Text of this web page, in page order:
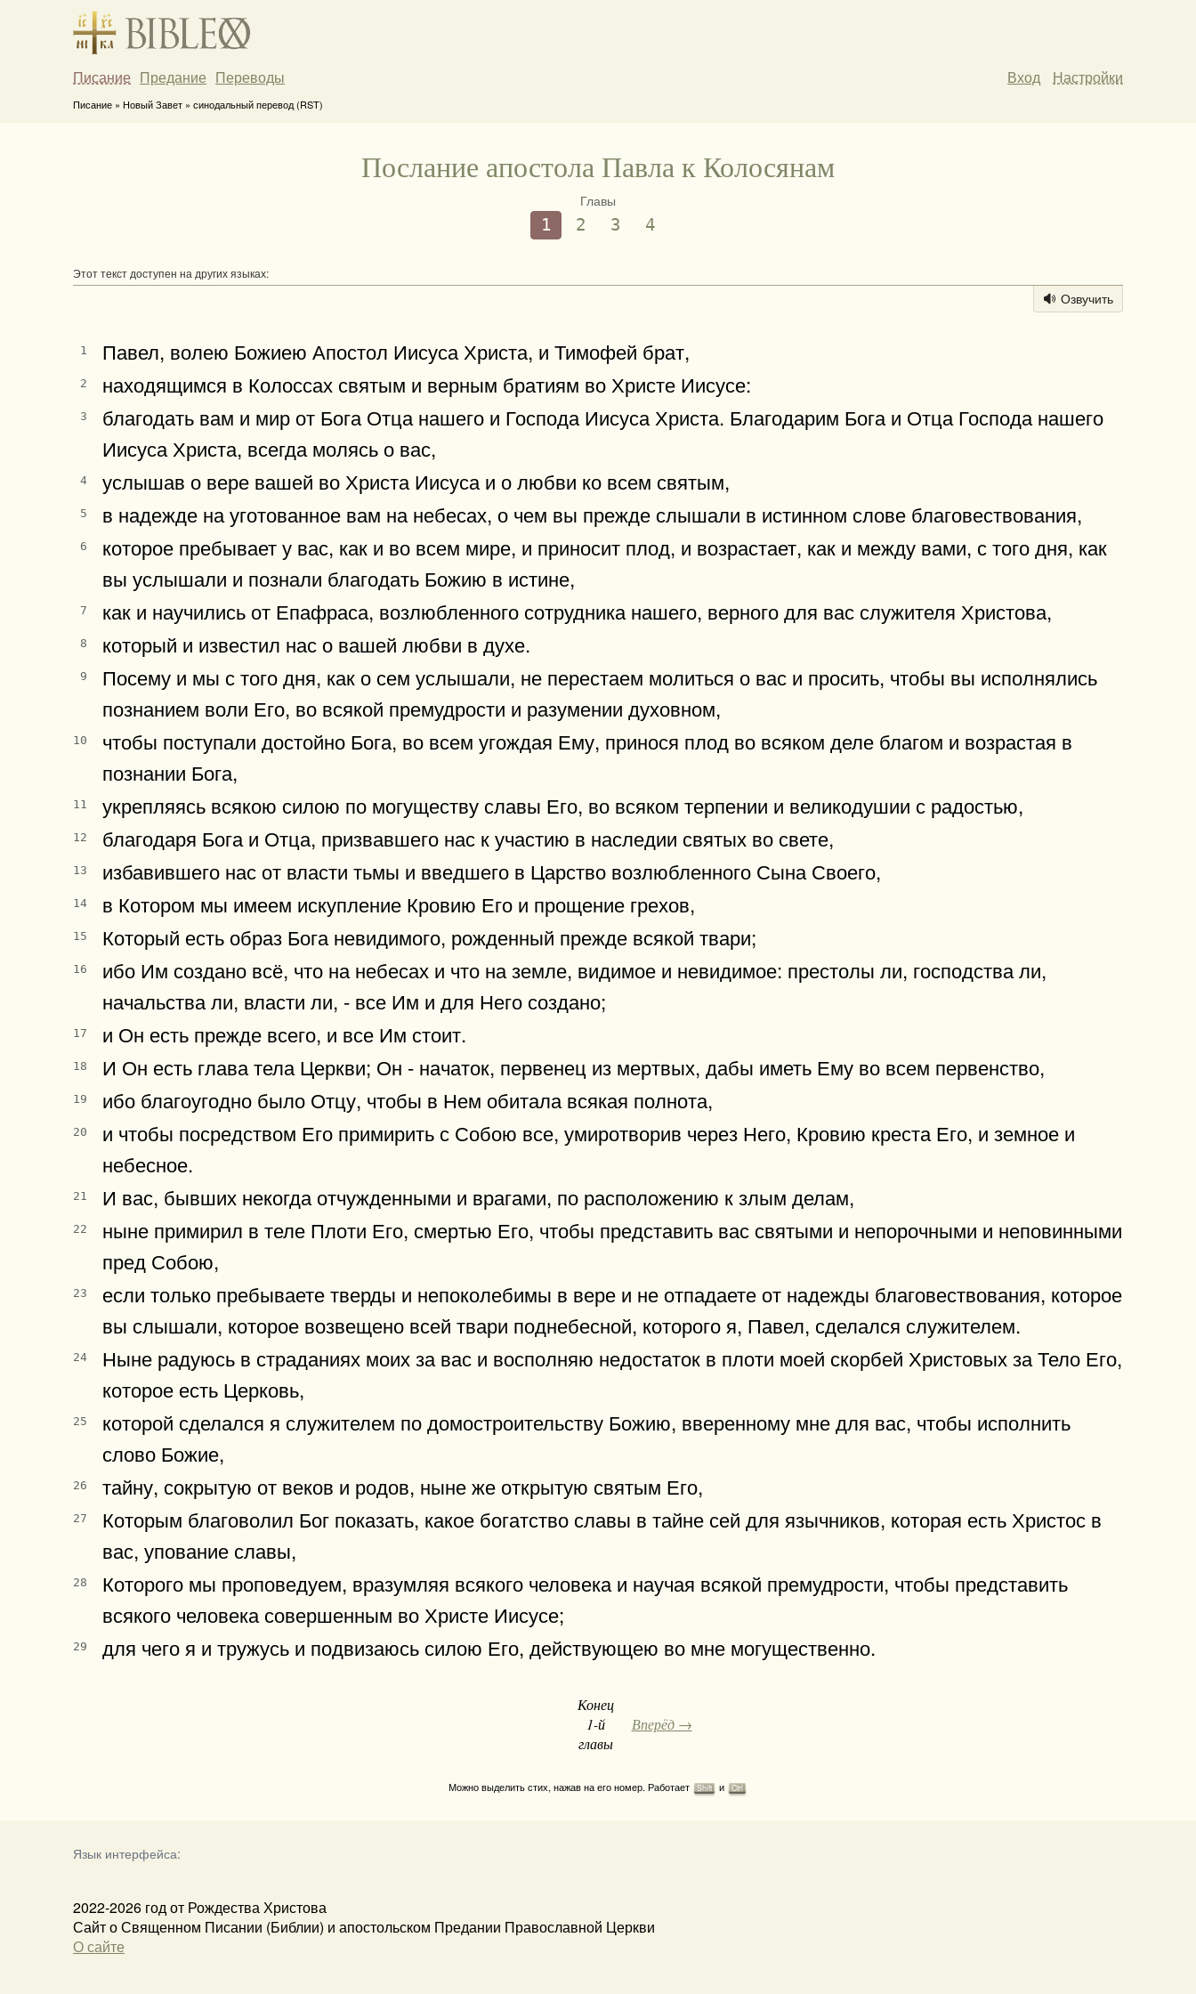
Писание Предание Переводы Вход Настройки
Писание » Новый Завет » синодальный перевод (RST)
Послание апостола Павла к Колосянам
Главы
1 2 3 4
Этот текст доступен на других языках:
Озвучить
1 Павел, волею Божиею Апостол Иисуса Христа, и Тимофей брат,
2 находящимся в Колоссах святым и верным братиям во Христе Иисусе:
3
благодать вам и мир от Бога Отца нашего и Господа Иисуса Христа. Благодарим Бога и Отца Господа нашего
Иисуса Христа, всегда молясь о вас,
4 услышав о вере вашей во Христа Иисуса и о любви ко всем святым,
5 в надежде на уготованное вам на небесах, о чем вы прежде слышали в истинном слове благовествования,
6
которое пребывает у вас, как и во всем мире, и приносит плод, и возрастает, как и между вами, с того дня, как
вы услышали и познали благодать Божию в истине,
7 как и научились от Епафраса, возлюбленного сотрудника нашего, верного для вас служителя Христова,
8 который и известил нас о вашей любви в духе.
9
Посему и мы с того дня, как о сем услышали, не перестаем молиться о вас и просить, чтобы вы исполнялись
познанием воли Его, во всякой премудрости и разумении духовном,
10
чтобы поступали достойно Бога, во всем угождая Ему, принося плод во всяком деле благом и возрастая в
познании Бога,
11 укрепляясь всякою силою по могуществу славы Его, во всяком терпении и великодушии с радостью,
12 благодаря Бога и Отца, призвавшего нас к участию в наследии святых во свете,
13 избавившего нас от власти тьмы и введшего в Царство возлюбленного Сына Своего,
14 в Котором мы имеем искупление Кровию Его и прощение грехов,
15 Который есть образ Бога невидимого, рожденный прежде всякой твари;
16
ибо Им создано всё, что на небесах и что на земле, видимое и невидимое: престолы ли, господства ли,
начальства ли, власти ли, - все Им и для Него создано;
17 и Он есть прежде всего, и все Им стоит.
18 И Он есть глава тела Церкви; Он - начаток, первенец из мертвых, дабы иметь Ему во всем первенство,
19 ибо благоугодно было Отцу, чтобы в Нем обитала всякая полнота,
20
и чтобы посредством Его примирить с Собою все, умиротворив через Него, Кровию креста Его, и земное и
небесное.
21 И вас, бывших некогда отчужденными и врагами, по расположению к злым делам,
22
ныне примирил в теле Плоти Его, смертью Его, чтобы представить вас святыми и непорочными и неповинными
пред Собою,
23
если только пребываете тверды и непоколебимы в вере и не отпадаете от надежды благовествования, которое
вы слышали, которое возвещено всей твари поднебесной, которого я, Павел, сделался служителем.
24
Ныне радуюсь в страданиях моих за вас и восполняю недостаток в плоти моей скорбей Христовых за Тело Его,
которое есть Церковь,
25
которой сделался я служителем по домостроительству Божию, вверенному мне для вас, чтобы исполнить
слово Божие,
26 тайну, сокрытую от веков и родов, ныне же открытую святым Его,
27
Которым благоволил Бог показать, какое богатство славы в тайне сей для язычников, которая есть Христос в
вас, упование славы,
28
Которого мы проповедуем, вразумляя всякого человека и научая всякой премудрости, чтобы представить
всякого человека совершенным во Христе Иисусе;
29 для чего я и тружусь и подвизаюсь силою Его, действующею во мне могущественно.
Конец
1-й
главы
Вперёд →
Можно выделить стих, нажав на его номер. Работает Shift и Ctrl
Язык интерфейса:
2022-2026 год от Рождества Христова
Сайт о Священном Писании (Библии) и апостольском Предании Православной Церкви
О сайте